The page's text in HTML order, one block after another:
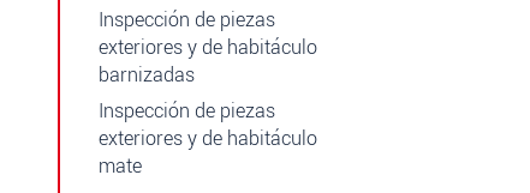
Inspección de piezas
exteriores y de habitáculo
barnizadas
Inspección de piezas
exteriores y de habitáculo
mate